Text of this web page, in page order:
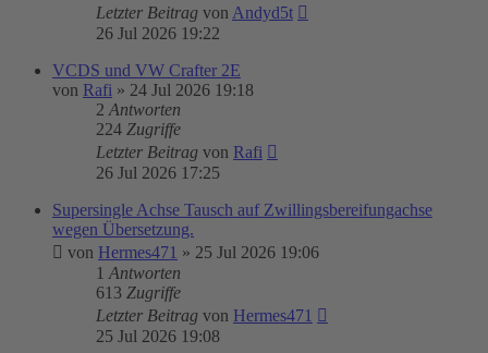
Letzter Beitrag von Andyd5t
26 Jul 2026 19:22
VCDS und VW Crafter 2E
von Rafi » 24 Jul 2026 19:18
2 Antworten
224 Zugriffe
Letzter Beitrag von Rafi
26 Jul 2026 17:25
Supersingle Achse Tausch auf Zwillingsbereifungachse
wegen Übersetzung.
von Hermes471 » 25 Jul 2026 19:06
1 Antworten
613 Zugriffe
Letzter Beitrag von Hermes471
25 Jul 2026 19:08